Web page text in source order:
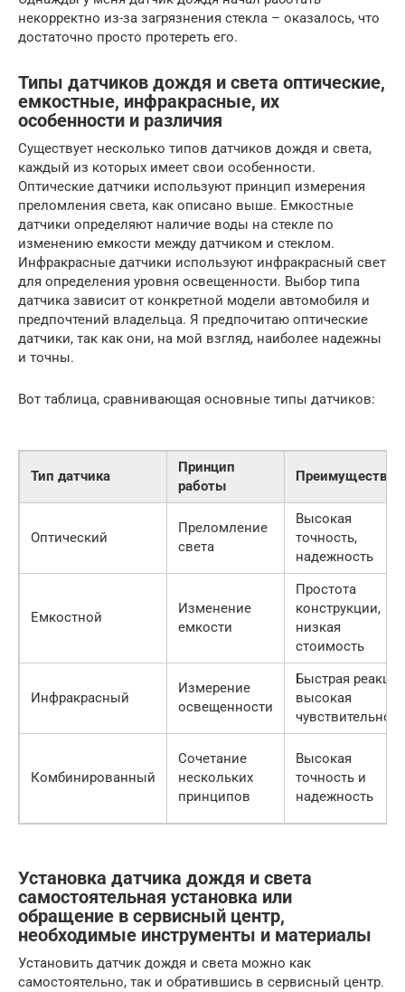
некорректно из-за загрязнения стекла – оказалось, что
достаточно просто протереть его.
Типы датчиков дождя и света оптические,
емкостные, инфракрасные, их
особенности и различия
Существует несколько типов датчиков дождя и света,
каждый из которых имеет свои особенности.
Оптические датчики используют принцип измерения
преломления света, как описано выше. Емкостные
датчики определяют наличие воды на стекле по
изменению емкости между датчиком и стеклом.
Инфракрасные датчики используют инфракрасный свет
для определения уровня освещенности. Выбор типа
датчика зависит от конкретной модели автомобиля и
предпочтений владельца. Я предпочитаю оптические
датчики, так как они, на мой взгляд, наиболее надежны
и точны.
Вот таблица, сравнивающая основные типы датчиков:
Тип датчика
Принцип
работы
Преимущества
Оптический
Преломление
света
Высокая
точность,
надежность
Емкостной
Изменение
емкости
Простота
конструкции,
низкая
стоимость
Инфракрасный
Измерение
освещенности
Быстрая
высокая
Комбинированный
Сочетание
нескольких
принципов
Высокая
точность и
надежность
Установка датчика дождя и света
самостоятельная установка или
обращение в сервисный центр,
необходимые инструменты и материалы
Установить датчик дождя и света можно как
самостоятельно, так и обратившись в сервисный центр.